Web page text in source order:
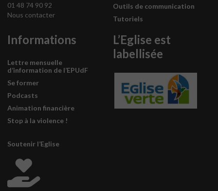
01 48 74 90 92
Nous contacter
Outils de communication
Tutoriels
Informations
Lettre mensuelle
d’information de l’EPUdF
Se former
Podcasts
Animation financière
Stop à la violence !
Soutenir l’Eglise
L’Eglise est
labellisée